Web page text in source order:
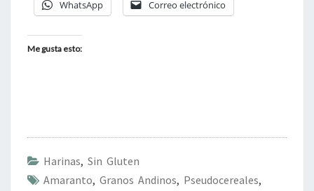
WhatsApp Correo electrónico
Me gusta esto:
Harinas, Sin Gluten
Amaranto, Granos Andinos, Pseudocereales,